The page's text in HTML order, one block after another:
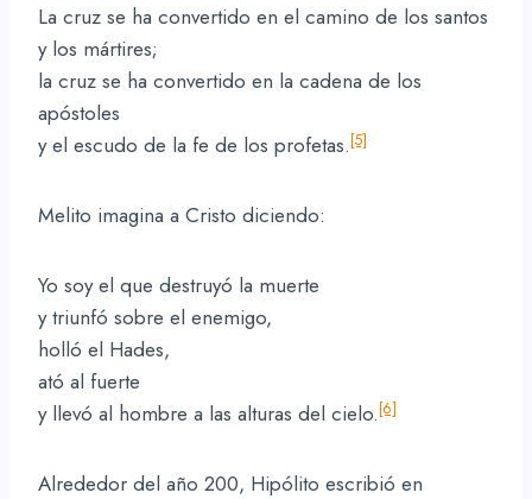
La cruz se ha convertido en el camino de los santos
y los mártires;
la cruz se ha convertido en la cadena de los
apóstoles
y el escudo de la fe de los profetas.[5]
Melito imagina a Cristo diciendo:
Yo soy el que destruyó la muerte
y triunfó sobre el enemigo,
holló el Hades,
ató al fuerte
y llevó al hombre a las alturas del cielo.[6]
Alrededor del año 200, Hipólito escribió en